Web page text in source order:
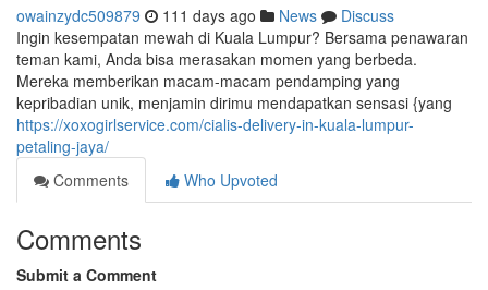
owainzydc509879 111 days ago News
Discuss
Ingin kesempatan mewah di Kuala Lumpur? Bersama penawaran
teman kami, Anda bisa merasakan momen yang berbeda.
Mereka memberikan macam-macam pendamping yang
kepribadian unik, menjamin dirimu mendapatkan sensasi {yang
https://xoxogirlservice.com/cialis-delivery-in-kuala-lumpur-
petaling-jaya/
Comments
Who Upvoted
Comments
Submit a Comment